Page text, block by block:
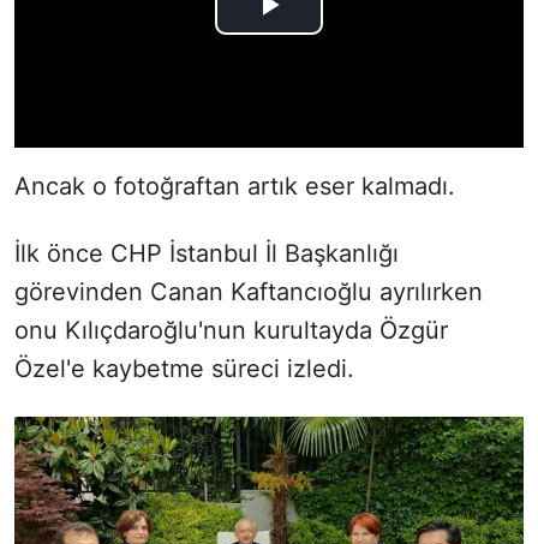
Ancak o fotoğraftan artık eser kalmadı.
İlk önce CHP İstanbul İl Başkanlığı
görevinden Canan Kaftancıoğlu ayrılırken
onu Kılıçdaroğlu'nun kurultayda Özgür
Özel'e kaybetme süreci izledi.